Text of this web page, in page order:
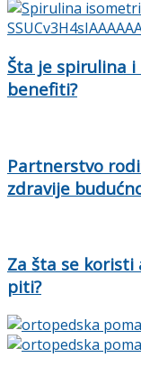
Šta je spirulina
benefiti?
Partnerstvo
zdravije
Za šta se
piti?